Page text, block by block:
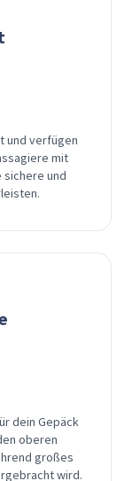
und verfügen
mit
und
dein Gepäck
oberen
großes
wird.